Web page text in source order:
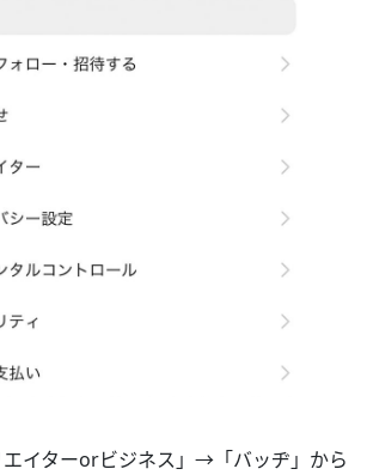
エイターorビジネス」→「バッヂ」から